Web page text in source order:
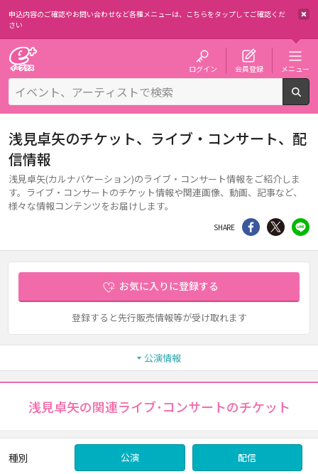
申込内容のご確認やお問い合わせなど各種メニューは、 こちらをタップしてご確認くだ
さい
ログイン 会員登録 メニュー
浅見卓矢のチケット、ライブ・コンサート、配
信情報
浅見卓矢(カルナバケーション)のライブ・コンサート情報をご紹介しま
す。ライブ・コンサートのチケット情報や関連画像、動画、記事など、
様々な情報コンテンツをお届けします。
SHARE シェア Twitter
お気に入りに登録する
登録すると先行販売情報等が受け取れます
公演情報
浅見卓矢の関連ライブ･コンサートのチケット
種別 公演 配信